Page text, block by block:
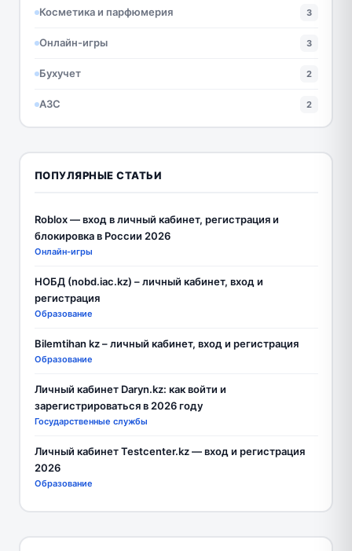
Косметика и парфюмерия 3
Онлайн-игры 3
Бухучет 2
АЗС 2
ПОПУЛЯРНЫЕ СТАТЬИ
Roblox — вход в личный кабинет, регистрация и
блокировка в России 2026
Онлайн-игры
НОБД (nobd.iac.kz) – личный кабинет, вход и
регистрация
Образование
Bilemtihan kz – личный кабинет, вход и регистрация
Образование
Личный кабинет Daryn.kz: как войти и
зарегистрироваться в 2026 году
Государственные службы
Личный кабинет Testcenter.kz — вход и регистрация
2026
Образование